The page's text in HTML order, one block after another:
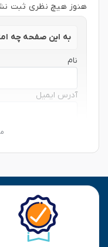
هنوز هیچ نظری ثبت
به این صفحه چه
نام
آدرس ایمیل
ارسال